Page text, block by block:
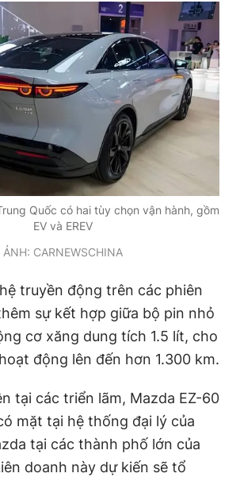
Quốc có hai tùy chọn vận hành, gồm
EV và EREV
ẢNH: CARNEWSCHINA
truyền động trên các phiên
sự kết hợp giữa bộ pin nhỏ
cơ xăng dung tích 1.5 lít, cho
động lên đến hơn 1.300 km.
tại các triển lãm, Mazda EZ-60
mặt tại hệ thống đại lý của
tại các thành phố lớn của
doanh này dự kiến sẽ tổ